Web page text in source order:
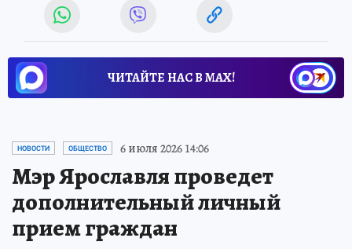
ЧИТАЙТЕ НАС В МАХ!
НОВОСТИ ОБЩЕСТВО 6 июля 2026 14:06
Мэр Ярославля проведет
дополнительный личный
прием граждан